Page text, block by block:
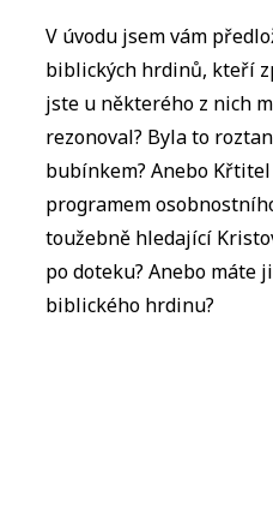
V úvodu jsem vám
biblických hrdinů, kteří
jste u některého z nich
rezonoval? Byla to
bubínkem? Anebo
programem
toužebně hledající
po doteku? Anebo máte
biblického hrdinu?